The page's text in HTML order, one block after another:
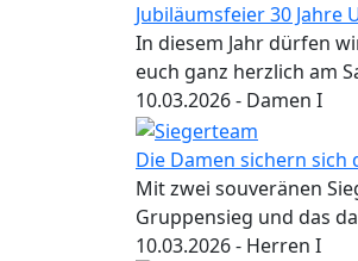
Jubiläumsfeier 30 Jahre
In diesem Jahr dürfen
euch ganz herzlich am
10.03.2026- Damen I
Die Damen sichern sich
Mit zwei souveränen
Gruppensieg und das
10.03.2026- Herren I